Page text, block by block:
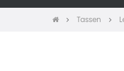
Tassen